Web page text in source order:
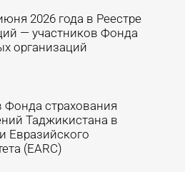
2026 года в Реестре
— участников Фонда
организаций
Фонда страхования
Таджикистана в
Евразийского
(EARC)